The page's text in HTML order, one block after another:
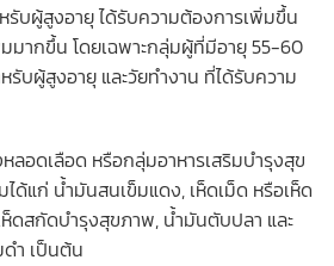
บผู้สูงอายุ ได้รับความต้องการเพิ่มขึ้น
มากขึ้น โดยเฉพาะกลุ่มผู้ที่มีอายุ 55-60
รับผู้สูงอายุ และวัยทำงาน ที่ได้รับความ
ลอดเลือด หรือกลุ่มอาหารเสริมบำรุงสุข
ด้แก่ น้ำมันสนเข็มแดง, เห็ดเม็ด หรือเห็ด
ดสกัดบำรุงสุขภาพ, น้ำมันตับปลา และ
ำ เป็นต้น